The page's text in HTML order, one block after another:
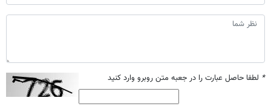
* لطفا حاصل عبارت را در جعبه متن روبرو وارد کنید